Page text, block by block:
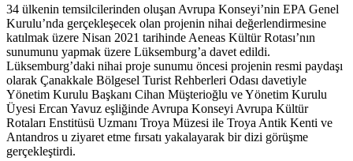
34 ülkenin temsilcilerinden oluşan Avrupa Konseyi’nin EPA Genel
Kurulu’nda gerçekleşecek olan projenin nihai değerlendirmesine
katılmak üzere Nisan 2021 tarihinde Aeneas Kültür Rotası’nın
sunumunu yapmak üzere Lüksemburg’a davet edildi.
Lüksemburg’daki nihai proje sunumu öncesi projenin resmi paydaşı
olarak Çanakkale Bölgesel Turist Rehberleri Odası davetiyle
Yönetim Kurulu Başkanı Cihan Müşterioğlu ve Yönetim Kurulu
Üyesi Ercan Yavuz eşliğinde Avrupa Konseyi Avrupa Kültür
Rotaları Enstitüsü Uzmanı Troya Müzesi ile Troya Antik Kenti ve
Antandros u ziyaret etme fırsatı yakalayarak bir dizi görüşme
gerçekleştirdi.